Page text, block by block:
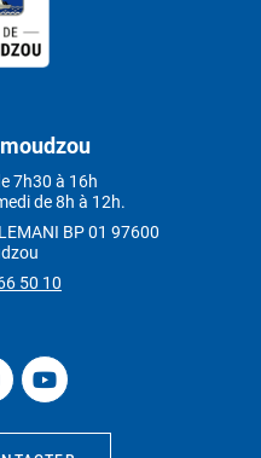
7h30 à 16h
de 8h à 12h.
BP 01 97600
50 10